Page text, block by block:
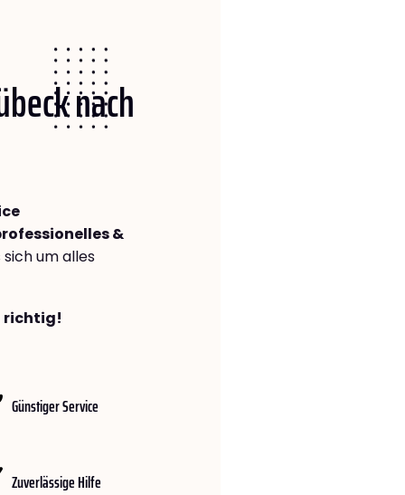
nach
&
sich um alles
richtig!
Günstiger Service
Zuverlässige Hilfe